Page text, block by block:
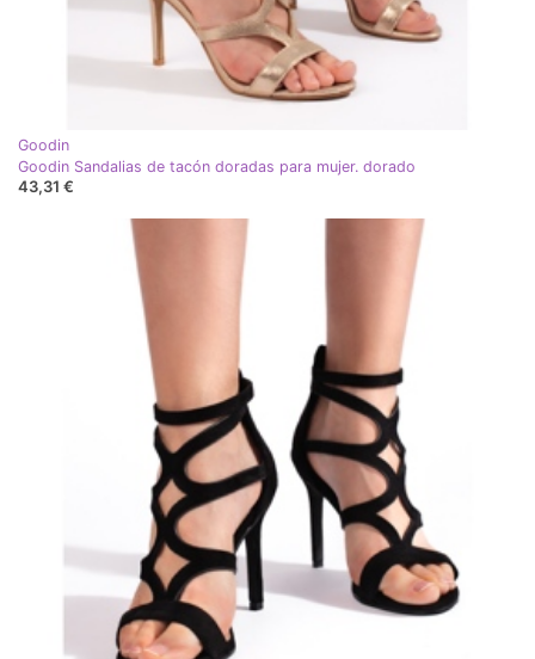
Goodin
Goodin Sandalias de tacón doradas para mujer. dorado
43,31 €